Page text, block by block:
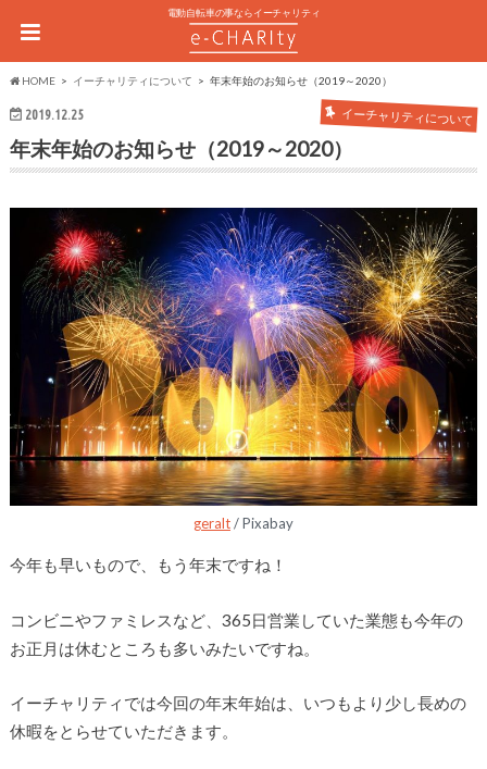
電動自転車の事ならイーチャリティ
HOME イーチャリティについて 年末年始のお知らせ（2019～2020）
2019.12.25 イーチャリティについて
年末年始のお知らせ（2019～2020）
geralt/ Pixabay
今年も早いもので、もう年末ですね！
コンビニやファミレスなど、365日営業していた業態も今年の
お正月は休むところも多いみたいですね。
イーチャリティでは今回の年末年始は、いつもより少し長めの
休暇をとらせていただきます。